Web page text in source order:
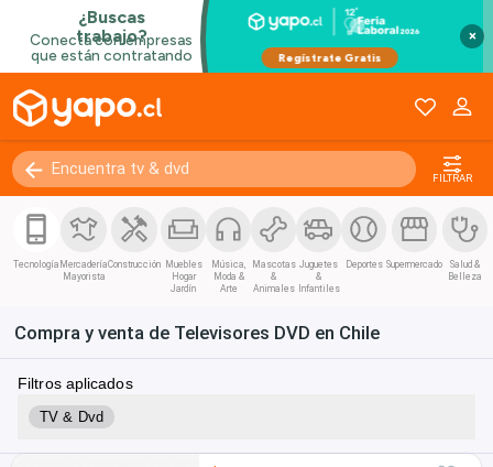
×
FILTRAR
Tecnología Mercadería
Mayorista
Construcción Muebles
Hogar
Jardín
Música,
Moda &
Arte
Mascotas
&
Animales
Juguetes
&
Infantiles
Deportes Supermercado
Salud &
Belleza
Compra y venta de Televisores DVD en Chile
Filtros aplicados
TV & Dvd